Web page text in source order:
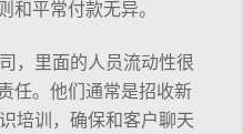
和平常付款无异。
，里面的人员流动性很
任。他们通常是招收新
培训，确保和客户聊天